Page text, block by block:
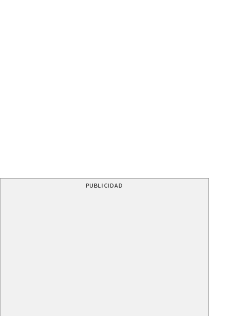
PUBLICIDAD